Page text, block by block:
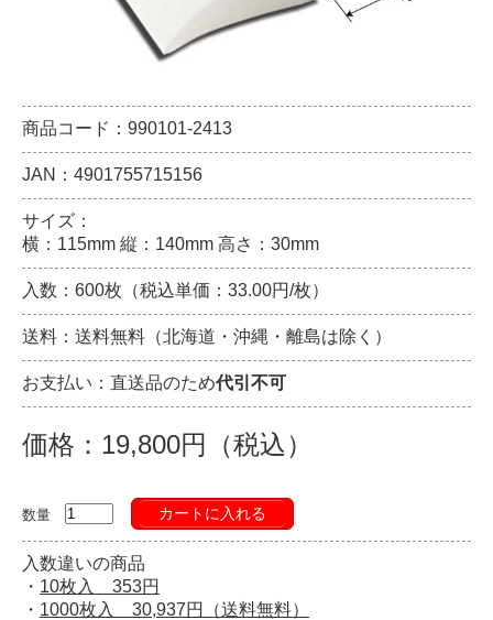
商品コード：990101-2413
JAN：4901755715156
サイズ：
横：115mm 縦：140mm 高さ：30mm
入数：600枚（税込単価：33.00円/枚）
送料：送料無料（北海道・沖縄・離島は除く）
お支払い：直送品のため代引不可
価格：19,800円（税込）
数量 カートに入れる
入数違いの商品
・ 10枚入 353円
・ 1000枚入 30,937円（送料無料）